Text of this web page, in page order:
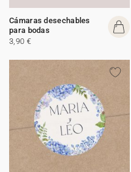
Cámaras desechables
para bodas
3,90 €